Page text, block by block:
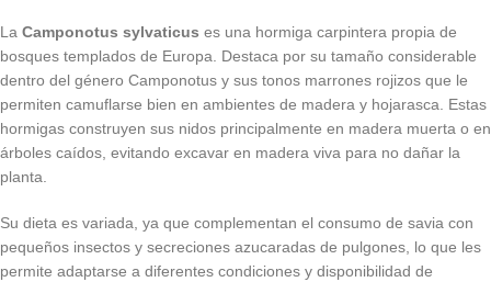
La Camponotus sylvaticus es una hormiga carpintera propia de
bosques templados de Europa. Destaca por su tamaño considerable
dentro del género Camponotus y sus tonos marrones rojizos que le
permiten camuflarse bien en ambientes de madera y hojarasca. Estas
hormigas construyen sus nidos principalmente en madera muerta o en
árboles caídos, evitando excavar en madera viva para no dañar la
planta.
Su dieta es variada, ya que complementan el consumo de savia con
pequeños insectos y secreciones azucaradas de pulgones, lo que les
permite adaptarse a diferentes condiciones y disponibilidad de